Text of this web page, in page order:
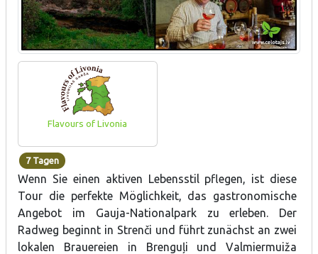
Flavours of Livonia
7 Tagen
Wenn Sie einen aktiven Lebensstil pflegen, ist diese
Tour die perfekte Möglichkeit, das gastronomische
Angebot im Gauja-Nationalpark zu erleben. Der
Radweg beginnt in Strenči und führt zunächst an zwei
lokalen Brauereien in Brenguļi und Valmiermuiža